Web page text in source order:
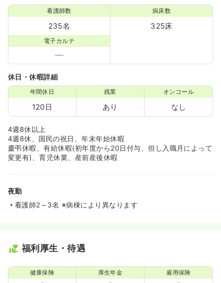
看護師数
235名
病床数
325床
電子カルテ
休日・休暇詳細
年間休日
120日
残業
あり
オンコール
なし
4週8休以上
4週8休、国民の祝日、年末年始休暇
慶弔休暇、有給休暇(初年度から20日付与、但し入職月によって
変更有)、育児休業、産前産後休暇
夜勤
看護師2～3名 ※病棟により異なります
福利厚生・待遇
健康保険 厚生年金 雇用保険